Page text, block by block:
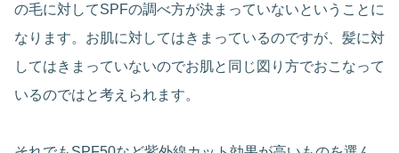
の毛に対してSPFの調べ方が決まっていないということに
なります。お肌に対してはきまっているのですが、髪に対
してはきまっていないのでお肌と同じ図り方でおこなって
いるのではと考えられます。